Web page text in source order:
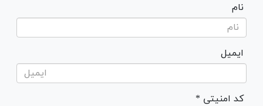
نام
ایمیل
* کد امنیتی